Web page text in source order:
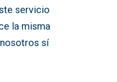
servicio
la misma
sí